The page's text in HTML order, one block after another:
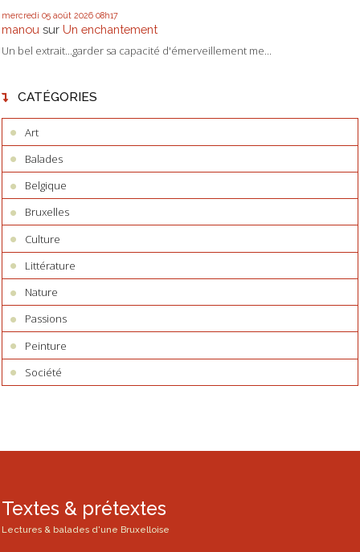
mercredi 05 août 2026 08h17
manou sur Un enchantement
Un bel extrait...garder sa capacité d'émerveillement me...
CATÉGORIES
Art
Balades
Belgique
Bruxelles
Culture
Littérature
Nature
Passions
Peinture
Société
Textes & prétextes
Lectures & balades d'une Bruxelloise